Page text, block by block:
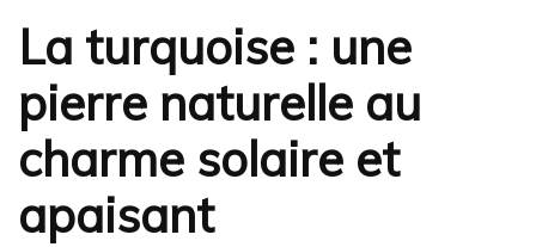
La turquoise : une
pierre naturelle au
charme solaire et
apaisant